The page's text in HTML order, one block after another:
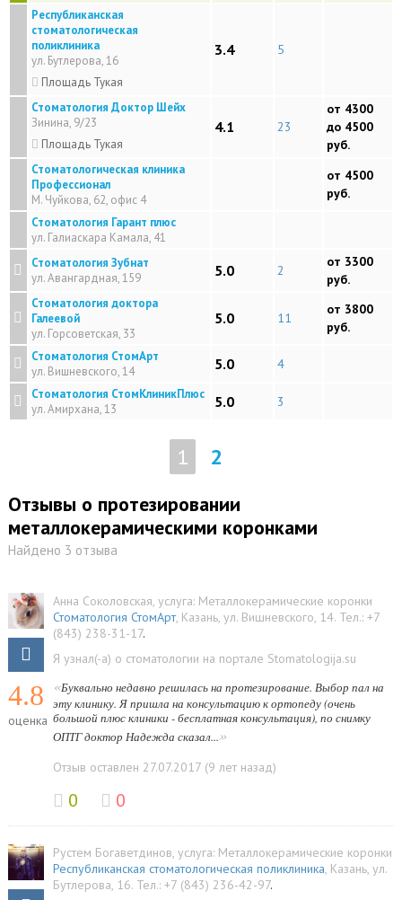
Республиканская
стоматологическая
поликлиника
ул. Бутлерова, 16
Площадь Тукая
3.4 5
Стоматология Доктор Шейх
Зинина, 9/23
Площадь Тукая
4.1 23
от 4300
до 4500
руб.
Стоматологическая клиника
Профессионал
М. Чуйкова, 62, офис 4
от 4500
руб.
Стоматология Гарант плюс
ул. Галиаскара Камала, 41
Стоматология Зубнат
ул. Авангардная, 159
5.0 2
от 3300
руб.
Стоматология доктора
Галеевой
ул. Горсоветская, 33
5.0 11
от 3800
руб.
Стоматология СтомАрт
ул. Вишневского, 14
5.0 4
Стоматология СтомКлиникПлюс
ул. Амирхана, 13
5.0 3
1 2
Отзывы о протезировании
металлокерамическими коронками
Найдено 3 отзыва
4.8
оценка
Анна Соколовская, услуга: Металлокерамические коронки
Стоматология СтомАрт, Казань, ул. Вишневского, 14. Тел.: +7
(843) 238-31-17.
Я узнал(-а) о стоматологии на портале Stomatologija.su
«Буквально недавно решилась на протезирование. Выбор пал на
эту клинику. Я пришла на консультацию к ортопеду (очень
большой плюс клиники - бесплатная консультация), по снимку
ОПТГ доктор Надежда сказал...»
Отзыв оставлен 27.07.2017 (9 лет назад)
0 0
Рустем Богаветдинов, услуга: Металлокерамические коронки
Республиканская стоматологическая поликлиника, Казань, ул.
Бутлерова, 16. Тел.: +7 (843) 236-42-97.